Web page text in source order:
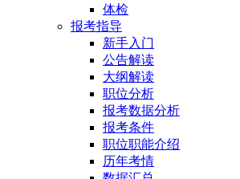
体检
报考指导
新手入门
公告解读
大纲解读
职位分析
报考数据分析
报考条件
职位职能介绍
历年考情